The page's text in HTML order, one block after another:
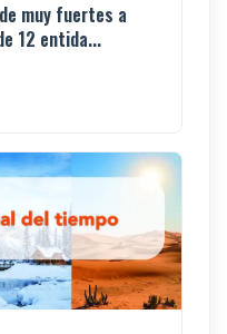
muy fuertes a
12 entida...